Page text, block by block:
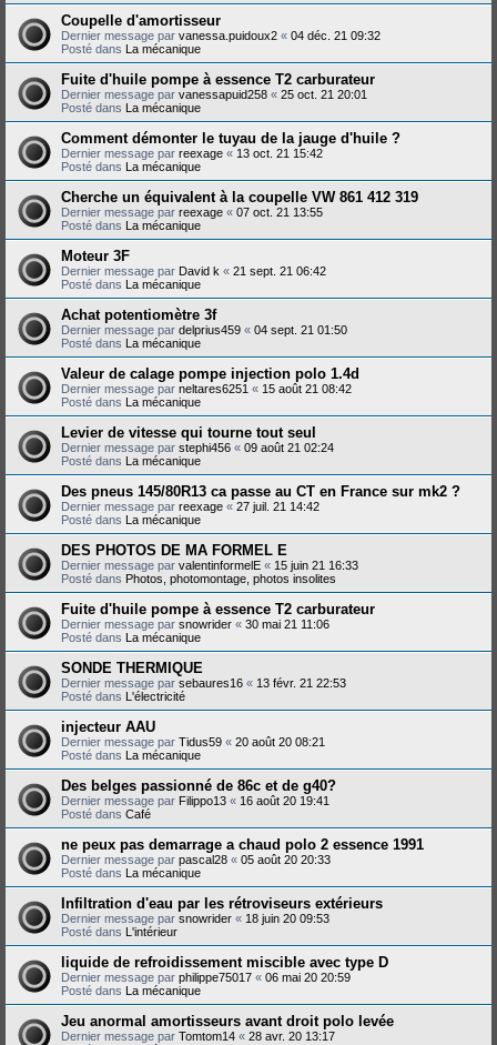
Coupelle d'amortisseur
Dernier message par vanessa.puidoux2 « 04 déc. 21 09:32
Posté dans La mécanique
Fuite d'huile pompe à essence T2 carburateur
Dernier message par vanessapuid258 « 25 oct. 21 20:01
Posté dans La mécanique
Comment démonter le tuyau de la jauge d'huile ?
Dernier message par reexage « 13 oct. 21 15:42
Posté dans La mécanique
Cherche un équivalent à la coupelle VW 861 412 319
Dernier message par reexage « 07 oct. 21 13:55
Posté dans La mécanique
Moteur 3F
Dernier message par David k « 21 sept. 21 06:42
Posté dans La mécanique
Achat potentiomètre 3f
Dernier message par delprius459 « 04 sept. 21 01:50
Posté dans La mécanique
Valeur de calage pompe injection polo 1.4d
Dernier message par neltares6251 « 15 août 21 08:42
Posté dans La mécanique
Levier de vitesse qui tourne tout seul
Dernier message par stephi456 « 09 août 21 02:24
Posté dans La mécanique
Des pneus 145/80R13 ca passe au CT en France sur mk2 ?
Dernier message par reexage « 27 juil. 21 14:42
Posté dans La mécanique
DES PHOTOS DE MA FORMEL E
Dernier message par valentinformelE « 15 juin 21 16:33
Posté dans Photos, photomontage, photos insolites
Fuite d'huile pompe à essence T2 carburateur
Dernier message par snowrider « 30 mai 21 11:06
Posté dans La mécanique
SONDE THERMIQUE
Dernier message par sebaures16 « 13 févr. 21 22:53
Posté dans L'électricité
injecteur AAU
Dernier message par Tidus59 « 20 août 20 08:21
Posté dans La mécanique
Des belges passionné de 86c et de g40?
Dernier message par Filippo13 « 16 août 20 19:41
Posté dans Café
ne peux pas demarrage a chaud polo 2 essence 1991
Dernier message par pascal28 « 05 août 20 20:33
Posté dans La mécanique
Infiltration d'eau par les rétroviseurs extérieurs
Dernier message par snowrider « 18 juin 20 09:53
Posté dans L'intérieur
liquide de refroidissement miscible avec type D
Dernier message par philippe75017 « 06 mai 20 20:59
Posté dans La mécanique
Jeu anormal amortisseurs avant droit polo levée
Dernier message par Tomtom14 « 28 avr. 20 13:17